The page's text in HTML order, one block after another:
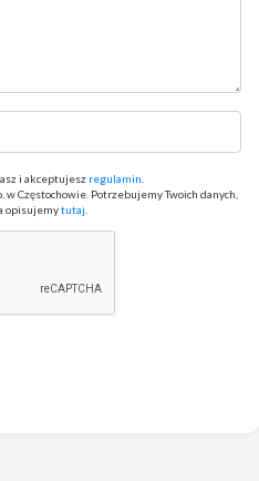
i akceptujesz regulamin
Częstochowie. Potrzebujemy Twoich danych,
opisujemytutaj